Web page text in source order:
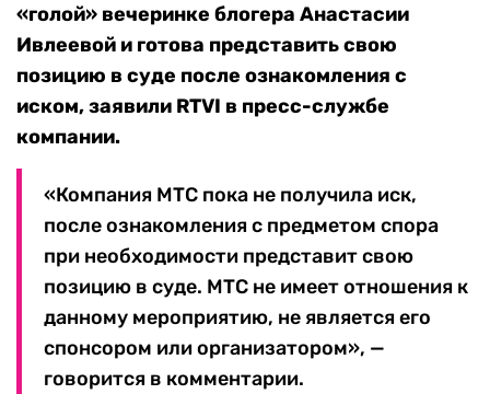
«голой» вечеринке блогера Анастасии
Ивлеевой и готова представить свою
позицию в суде после ознакомления с
иском, заявили RTVI в пресс-службе
компании.
«Компания МТС пока не получила иск,
после ознакомления с предметом спора
при необходимости представит свою
позицию в суде. МТС не имеет отношения к
данному мероприятию, не является его
спонсором или организатором», —
говорится в комментарии.